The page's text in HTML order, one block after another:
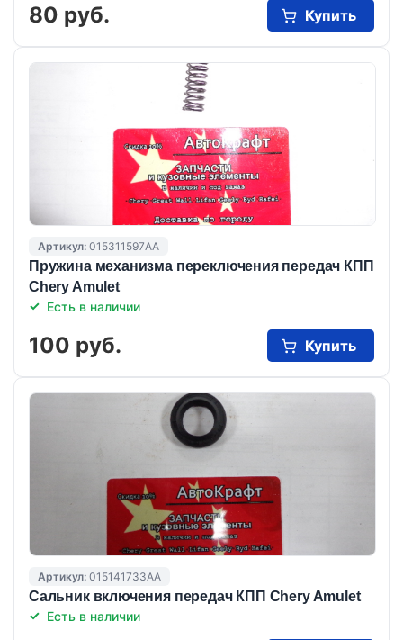
80 руб. Купить
Артикул: 015311597AA
Пружина механизма переключения передач КПП
Chery Amulet
Есть в наличии
100 руб. Купить
Артикул: 015141733AA
Сальник включения передач КПП Chery Amulet
Есть в наличии